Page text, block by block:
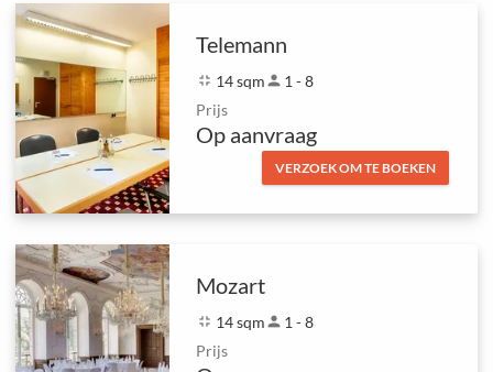
Telemann
fullscreen_exit 14 sqmperson 1 - 8
Prijs
Op aanvraag
VERZOEK OM TE BOEKEN
Mozart
fullscreen_exit 14 sqmperson 1 - 8
Prijs